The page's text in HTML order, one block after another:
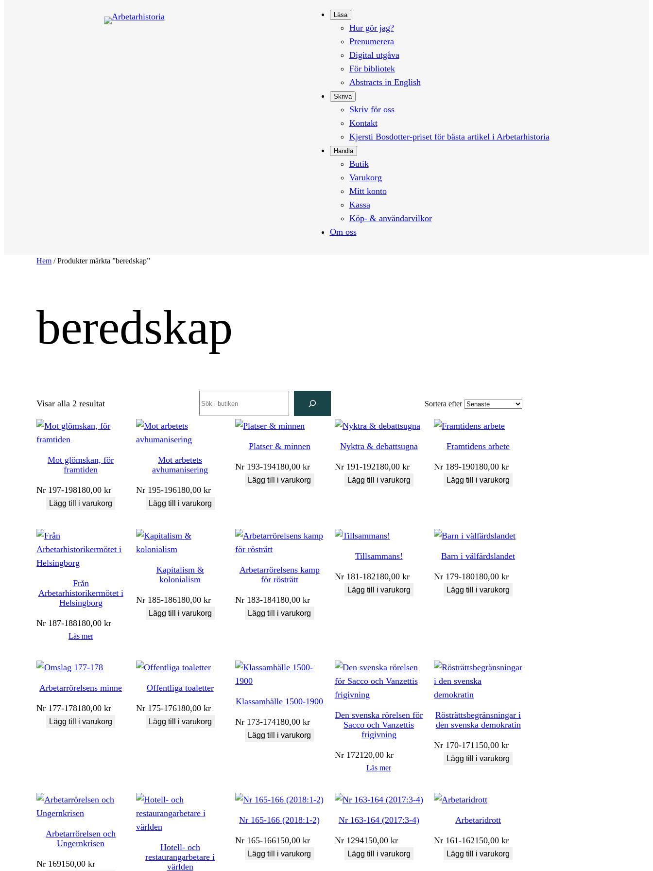
Läsa
Hur gör jag?
Prenumerera
Digital utgåva
För bibliotek
Abstracts in English
Skriva
Skriv för oss
Kontakt
Kjersti Bosdotter-priset för bästa artikel i Arbetarhistoria
Handla
Butik
Varukorg
Mitt konto
Kassa
Köp- & användarvilkor
Om oss
Hem / Produkter märkta ”beredskap”
beredskap
Visar alla 2 resultatSortera
senaste
Sortera efter
Mot glömskan, för
framtiden
Nr 197-198180,00kr
Lägg till i varukorg
Mot arbetets
avhumanisering
Nr 195-196180,00 kr
Lägg till i varukorg
Platser & minnen
Nr 193-194180,00kr
Lägg till i varukorg
Nyktra & debattsugna
Nr 191-192180,00 kr
Lägg till i varukorg
Framtidens arbete
Nr 189-190180,00kr
Lägg till i varukorg
Från
Arbetarhistorikermötet i
Helsingborg
Nr 187-188180,00kr
Läs mer
Kapitalism &
kolonialism
Nr 185-186180,00 kr
Lägg till i varukorg
Arbetarrörelsens kamp
för rösträtt
Nr 183-184180,00kr
Lägg till i varukorg
Tillsammans!
Nr 181-182180,00 kr
Lägg till i varukorg
Barn i välfärdslandet
Nr 179-180180,00kr
Lägg till i varukorg
Arbetarrörelsens minne
Nr 177-178180,00kr
Lägg till i varukorg
Offentliga toaletter
Nr 175-176180,00 kr
Lägg till i varukorg
Klassamhälle 1500-1900
Nr 173-174180,00kr
Lägg till i varukorg
Den svenska rörelsen för
Sacco och Vanzettis
frigivning
Nr 172120,00 kr
Läs mer
Rösträttsbegränsningar i
den svenska demokratin
Nr 170-171150,00kr
Lägg till i varukorg
Arbetarrörelsen och
Ungernkrisen
Nr 169150,00kr
Hotell- och
restaurangarbetare i
världen
Nr 165-166 (2018:1-2)
Nr 165-166150,00kr
Lägg till i varukorg
Nr 163-164 (2017:3-4)
Nr 1294150,00 kr
Lägg till i varukorg
Arbetaridrott
Nr 161-162150,00kr
Lägg till i varukorg